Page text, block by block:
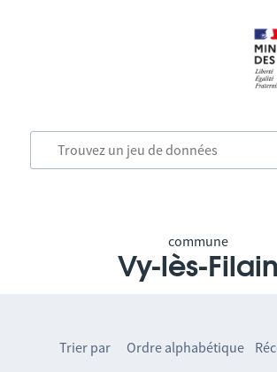
commune
Vy-lès-Filain
Trier par Ordre alphabétique